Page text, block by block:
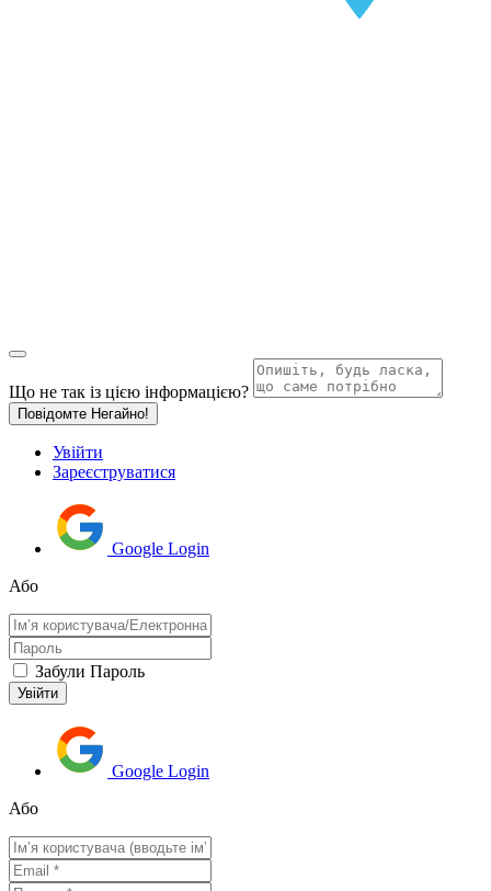
Що не так із цією інформацією?
Повідомте Негайно!
Увійти
Зареєструватися
Google Login
Або
Забули Пароль
Google Login
Або